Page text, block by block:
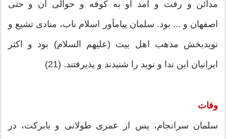
مدائن و رفت و آمد او به کوفه و حوالی آن و حتی
اصفهان و ... بود. سلمان پیام‏آور اسلام ناب، منادی تشیع و
نویدبخش مذهب اهل بیت (علیهم السلام) بود و اکثر
ایرانیان این ندا و نوید را شنیدند و پذیرفتند. (21)
وفات
سلمان سرانجام، پس از عمری طولانی و بابرکت، در